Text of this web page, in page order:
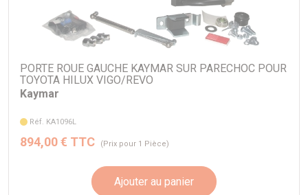
PORTE ROUE GAUCHE KAYMAR SUR PARECHOC POUR
TOYOTA HILUX VIGO/REVO
Kaymar
Réf. KA1096L
894,00 € TTC (Prix pour 1 Pièce)
Ajouter au panier